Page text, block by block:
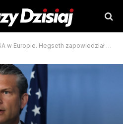
Europie. Hegseth zapowiedział przegląd sił